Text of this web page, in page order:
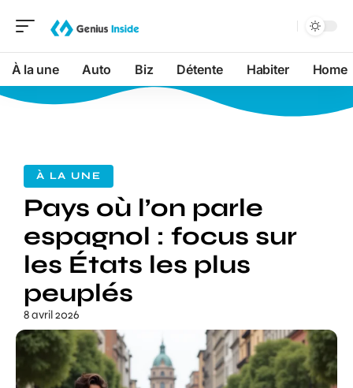
À la une Auto Biz Détente Habiter Home
À LA UNE
Pays où l’on parle
espagnol : focus sur
les États les plus
peuplés
8 avril 2026